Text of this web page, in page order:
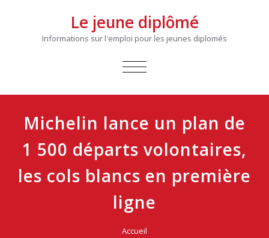
Le jeune diplômé
Informations sur l'emploi pour les jeunes diplomés
AFFICHER/MASQUER
Michelin lance un plan de
1 500 départs volontaires,
les cols blancs en première
ligne
Accueil